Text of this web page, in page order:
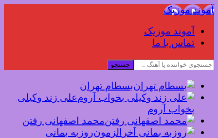
آموند موزیک
آموند موزیک
تماس با ما
جستجو
بسطام تهران
علی زند وکیلی
بخواب آروم
محمد اصفهانی رفتن
روزبه بمانی